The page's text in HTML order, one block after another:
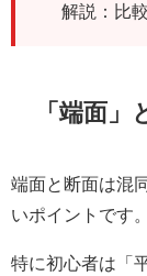
解説：比
「端面
端面と断面は混
いポイントです。
特に初心者は「